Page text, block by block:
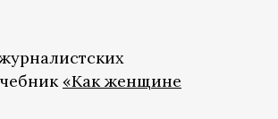
«Как женщине